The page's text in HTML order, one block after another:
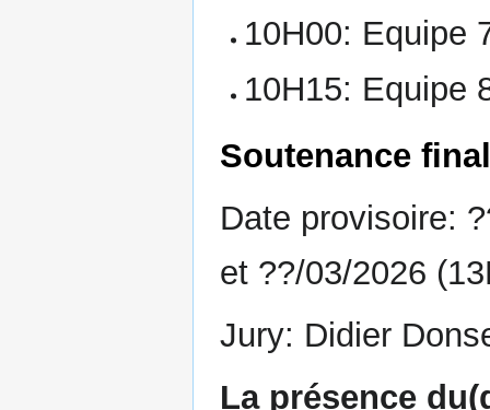
10H00: Equipe
10H15: Equipe
Soutenance
Date provisoire:
et ??/03/2026
Jury: Didier
La présence